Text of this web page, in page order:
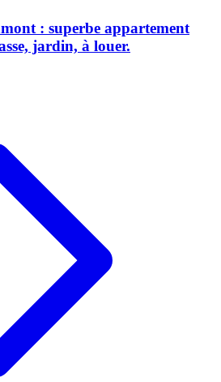
: superbe appartement
jardin, à louer.